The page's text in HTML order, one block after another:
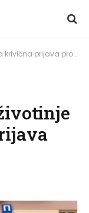
prijava protiv Vranjanca